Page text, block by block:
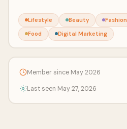
Lifestyle Beauty Fashion
Food
Digital Marketing
Member since May 2026
Last seen May 27, 2026